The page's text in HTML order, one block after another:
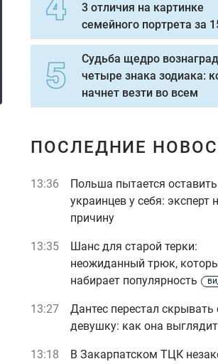
3 отличия на картинке
семейного портрета за
Судьба щедро
четыре знака зодиака:
начнет везти во всем
ПОСЛЕДНИЕ
13:36
Польша пытается оставить
украинцев у себя: эксперт
причину
13:35
Шанс для старой терки:
неожиданный трюк,
набирает популярность
13:27
Дантес перестал
девушку: как она выглядит
13:18
В Закарпатском ТЦК